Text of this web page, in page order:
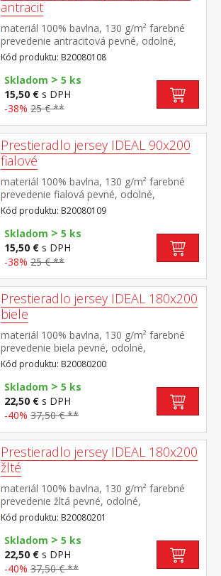
antracit
materiál 100% bavlna, 130 g/m² farebné
prevedenie antracitová pevné, odolné,
stálofarebné, obšité gumou pre matrace do
výšky 25 cm prateľné do 60 °C
Kód produktu: B20080108
Skladom > 5 ks
15,50 € s DPH
-38% 25 € **
Prestieradlo jersey IDEAL 90x200
fialové
materiál 100% bavlna, 130 g/m² farebné
prevedenie fialová pevné, odolné,
stálofarebné, obšité gumou pre matrace do
výšky 25 cm prateľné do 60 °C
Kód produktu: B20080109
Skladom > 5 ks
15,50 € s DPH
-38% 25 € **
Prestieradlo jersey IDEAL 180x200
biele
materiál 100% bavlna, 130 g/m² farebné
prevedenie biela pevné, odolné,
stálofarebné, obšité gumou pre matrace do
výšky 25 cm prateľné do 60 °C
Kód produktu: B20080200
Skladom > 5 ks
22,50 € s DPH
-40% 37,50 € **
Prestieradlo jersey IDEAL 180x200
žlté
materiál 100% bavlna, 130 g/m² farebné
prevedenie žltá pevné, odolné,
stálofarebné, obšité gumou pre matrace do
výšky 25 cm prateľné do 60 °C
Kód produktu: B20080201
Skladom > 5 ks
22,50 € s DPH
-40% 37,50 € **